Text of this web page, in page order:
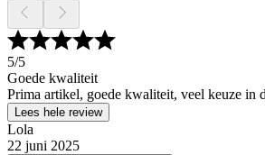
5/5
Goede kwaliteit
Prima artikel, goede kwaliteit, veel keuze in
Lees hele review
Lola
22 juni 2025